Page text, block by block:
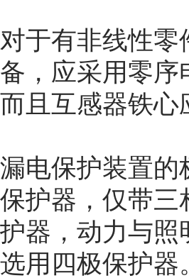
对于有非线性
备，应采用零
而且互感器铁心
漏电保护装置的
保护器，仅带三
护器，动力与照
选用四极保护器